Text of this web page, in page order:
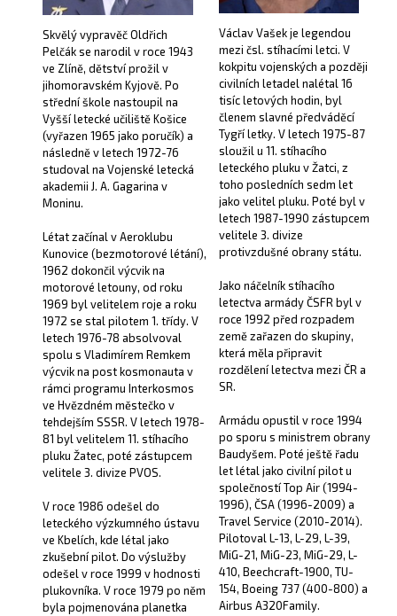
Skvělý vypravěč Oldřich
Pelčák se narodil v roce 1943
ve Zlíně, dětství prožil v
jihomoravském Kyjově. Po
střední škole nastoupil na
Vyšší letecké učiliště Košice
(vyřazen 1965 jako poručík) a
následně v letech 1972-76
studoval na Vojenské letecká
akademii J. A. Gagarina v
Moninu.
Létat začínal v Aeroklubu
Kunovice (bezmotorové létání),
1962 dokončil výcvik na
motorové letouny, od roku
1969 byl velitelem roje a roku
1972 se stal pilotem 1. třídy. V
letech 1976-78 absolvoval
spolu s Vladimírem Remkem
výcvik na post kosmonauta v
rámci programu Interkosmos
ve Hvězdném městečko v
tehdejším SSSR. V letech 1978-
81 byl velitelem 11. stíhacího
pluku Žatec, poté zástupcem
velitele 3. divize PVOS.
V roce 1986 odešel do
leteckého výzkumného ústavu
ve Kbelích, kde létal jako
zkušební pilot. Do výslužby
odešel v roce 1999 v hodnosti
plukovníka. V roce 1979 po něm
byla pojmenována planetka
Václav Vašek je legendou
mezi čsl. stíhacími letci. V
kokpitu vojenských a později
civilních letadel nalétal 16
tisíc letových hodin, byl
členem slavné předváděcí
Tygří letky. V letech 1975-87
sloužil u 11. stíhacího
leteckého pluku v Žatci, z
toho posledních sedm let
jako velitel pluku. Poté byl v
letech 1987-1990 zástupcem
velitele 3. divize
protivzdušné obrany státu.
Jako náčelník stíhacího
letectva armády ČSFR byl v
roce 1992 před rozpadem
země zařazen do skupiny,
která měla připravit
rozdělení letectva mezi ČR a
SR.
Armádu opustil v roce 1994
po sporu s ministrem obrany
Baudyšem. Poté ještě řadu
let létal jako civilní pilot u
společností Top Air (1994-
1996), ČSA (1996-2009) a
Travel Service (2010-2014).
Pilotoval L-13, L-29, L-39,
MiG-21, MiG-23, MiG-29, L-
410, Beechcraft-1900, TU-
154, Boeing 737 (400-800) a
Airbus A320Family.